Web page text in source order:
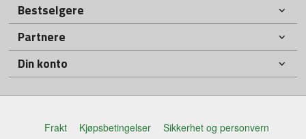
Bestselgere
Partnere
Din konto
Frakt Kjøpsbetingelser Sikkerhet og personvern